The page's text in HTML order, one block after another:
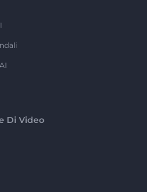
Di Video